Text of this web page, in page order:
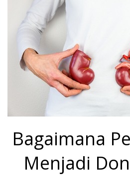
Bagaimana
Menjadi